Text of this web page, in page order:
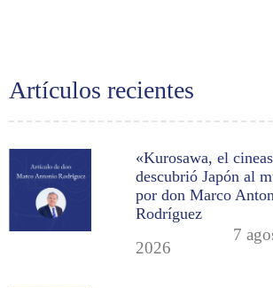
Artículos recientes
«Kurosawa, el
descubrió Japón al
por don Marco
Rodríguez
7
2026